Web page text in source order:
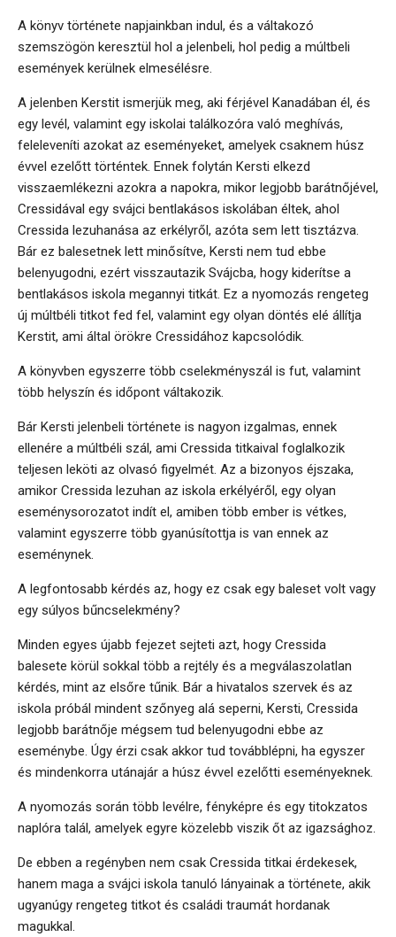
A könyv története napjainkban indul, és a váltakozó
szemszögön keresztül hol a jelenbeli, hol pedig a múltbeli
események kerülnek elmesélésre.
A jelenben Kerstit ismerjük meg, aki férjével Kanadában él, és
egy levél, valamint egy iskolai találkozóra való meghívás,
feleleveníti azokat az eseményeket, amelyek csaknem húsz
évvel ezelőtt történtek. Ennek folytán Kersti elkezd
visszaemlékezni azokra a napokra, mikor legjobb barátnőjével,
Cressidával egy svájci bentlakásos iskolában éltek, ahol
Cressida lezuhanása az erkélyről, azóta sem lett tisztázva.
Bár ez balesetnek lett minősítve, Kersti nem tud ebbe
belenyugodni, ezért visszautazik Svájcba, hogy kiderítse a
bentlakásos iskola megannyi titkát. Ez a nyomozás rengeteg
új múltbéli titkot fed fel, valamint egy olyan döntés elé állítja
Kerstit, ami által örökre Cressidához kapcsolódik.
A könyvben egyszerre több cselekményszál is fut, valamint
több helyszín és időpont váltakozik.
Bár Kersti jelenbeli története is nagyon izgalmas, ennek
ellenére a múltbéli szál, ami Cressida titkaival foglalkozik
teljesen leköti az olvasó figyelmét. Az a bizonyos éjszaka,
amikor Cressida lezuhan az iskola erkélyéről, egy olyan
eseménysorozatot indít el, amiben több ember is vétkes,
valamint egyszerre több gyanúsítottja is van ennek az
eseménynek.
A legfontosabb kérdés az, hogy ez csak egy baleset volt vagy
egy súlyos bűncselekmény?
Minden egyes újabb fejezet sejteti azt, hogy Cressida
balesete körül sokkal több a rejtély és a megválaszolatlan
kérdés, mint az elsőre tűnik. Bár a hivatalos szervek és az
iskola próbál mindent szőnyeg alá seperni, Kersti, Cressida
legjobb barátnője mégsem tud belenyugodni ebbe az
eseménybe. Úgy érzi csak akkor tud továbblépni, ha egyszer
és mindenkorra utánajár a húsz évvel ezelőtti eseményeknek.
A nyomozás során több levélre, fényképre és egy titokzatos
naplóra talál, amelyek egyre közelebb viszik őt az igazsághoz.
De ebben a regényben nem csak Cressida titkai érdekesek,
hanem maga a svájci iskola tanuló lányainak a története, akik
ugyanúgy rengeteg titkot és családi traumát hordanak
magukkal.